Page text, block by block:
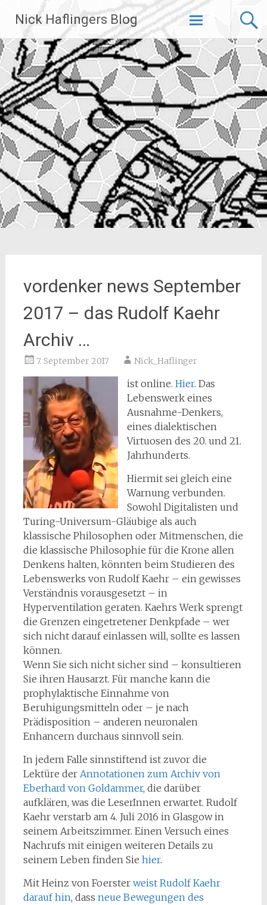
Inhalt
springen
Nick Haflingers Blog
vordenker news September
2017 – das Rudolf Kaehr
Archiv …
7. September 2017 Nick_Haflinger
ist online. Hier. Das
Lebenswerk eines
Ausnahme-Denkers,
eines dialektischen
Virtuosen des 20. und 21.
Jahrhunderts.
Hiermit sei gleich eine
Warnung verbunden.
Sowohl Digitalisten und
Turing-Universum-Gläubige als auch
klassische Philosophen oder Mitmenschen, die
die klassische Philosophie für die Krone allen
Denkens halten, könnten beim Studieren des
Lebenswerks von Rudolf Kaehr – ein gewisses
Verständnis vorausgesetzt – in
Hyperventilation geraten. Kaehrs Werk sprengt
die Grenzen eingetretener Denkpfade – wer
sich nicht darauf einlassen will, sollte es lassen
können.
Wenn Sie sich nicht sicher sind – konsultieren
Sie ihren Hausarzt. Für manche kann die
prophylaktische Einnahme von
Beruhigungsmitteln oder – je nach
Prädisposition – anderen neuronalen
Enhancern durchaus sinnvoll sein.
In jedem Falle sinnstiftend ist zuvor die
Lektüre der Annotationen zum Archiv von
Eberhard von Goldammer, die darüber
aufklären, was die LeserInnen erwartet. Rudolf
Kaehr verstarb am 4. Juli 2016 in Glasgow in
seinem Arbeitszimmer. Einen Versuch eines
Nachrufs mit einigen weiteren Details zu
seinem Leben finden Sie hier.
Mit Heinz von Foerster weist Rudolf Kaehr
darauf hin, dass neue Bewegungen des